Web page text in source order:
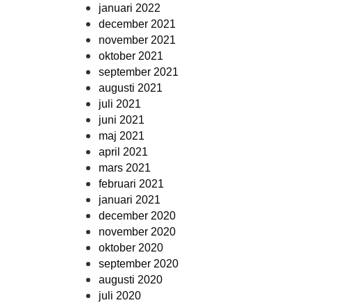
januari 2022
december 2021
november 2021
oktober 2021
september 2021
augusti 2021
juli 2021
juni 2021
maj 2021
april 2021
mars 2021
februari 2021
januari 2021
december 2020
november 2020
oktober 2020
september 2020
augusti 2020
juli 2020